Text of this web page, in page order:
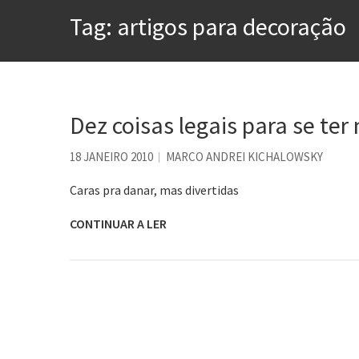
Aprender a fracassar é o
Contardo Calligaris prega
Os causos de Jorge Luis
Voto obrigatório é correto?
Tag: artigos para decoração
Dez coisas legais para se ter
18 JANEIRO 2010 MARCO ANDREI KICHALOWSKY
Caras pra danar, mas divertidas
CONTINUAR A LER